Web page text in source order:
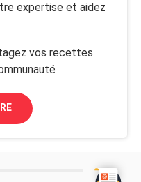
expertise et aidez
vos recettes